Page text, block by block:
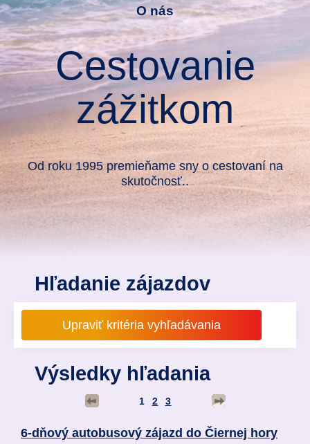
O nás
Cestovanie
zážitkom
Od roku 1995 premieňame sny o cestovaní na
skutočnosť..
Hľadanie zájazdov
Výsledky hľadania
1 2 3
6-dňový autobusový zájazd do Čiernej hory